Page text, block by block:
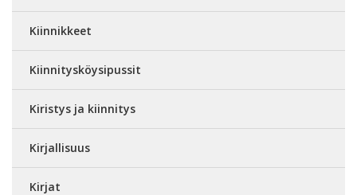
Kiinnikkeet
Kiinnitysköysipussit
Kiristys ja kiinnitys
Kirjallisuus
Kirjat